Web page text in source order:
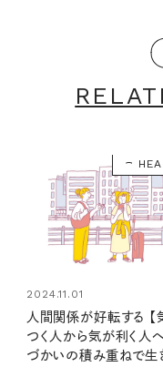
2024.11.01
人間関係が好転する 【
つく人から気が利く人
づかいの積み重ねで生